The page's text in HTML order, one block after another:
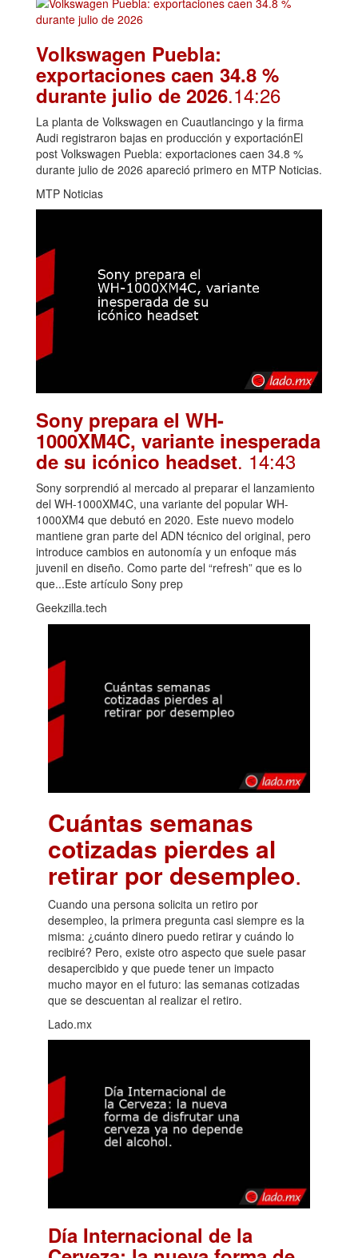
Volkswagen Puebla:
exportaciones caen 34.8 %
durante julio de 2026.14:26
La planta de Volkswagen en Cuautlancingo y la firma
Audi registraron bajas en producción y exportaciónEl
post Volkswagen Puebla: exportaciones caen 34.8 %
durante julio de 2026 apareció primero en MTP Noticias.
MTP Noticias
Sony prepara el WH-
1000XM4C, variante inesperada
de su icónico headset. 14:43
Sony sorprendió al mercado al preparar el lanzamiento
del WH-1000XM4C, una variante del popular WH-
1000XM4 que debutó en 2020. Este nuevo modelo
mantiene gran parte del ADN técnico del original, pero
introduce cambios en autonomía y un enfoque más
juvenil en diseño. Como parte del “refresh” que es lo
que...Este artículo Sony prep
Geekzilla.tech
Cuántas semanas
cotizadas pierdes al
retirar por desempleo.
Cuando una persona solicita un retiro por
desempleo, la primera pregunta casi siempre es la
misma: ¿cuánto dinero puedo retirar y cuándo lo
recibiré? Pero, existe otro aspecto que suele pasar
desapercibido y que puede tener un impacto
mucho mayor en el futuro: las semanas cotizadas
que se descuentan al realizar el retiro.
Lado.mx
Día Internacional de la